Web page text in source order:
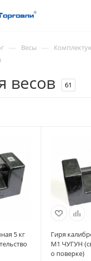
— Весы —
весов 61
5 кг
Гиря
М1 ЧУГУН
о поверке)